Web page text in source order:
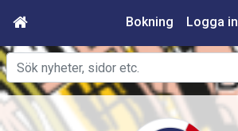
Bokning Logga in